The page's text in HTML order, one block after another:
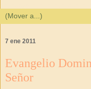
7 ene 2011
Evangelio
Señor